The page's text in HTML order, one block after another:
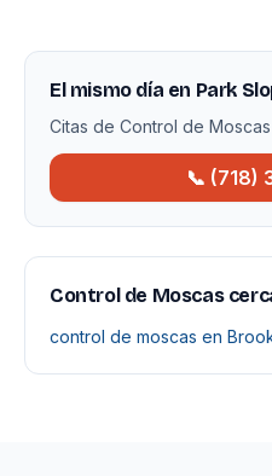
El mismo día en Park
Citas de Control de
📞 (718)
Control de Moscas
control de moscas en